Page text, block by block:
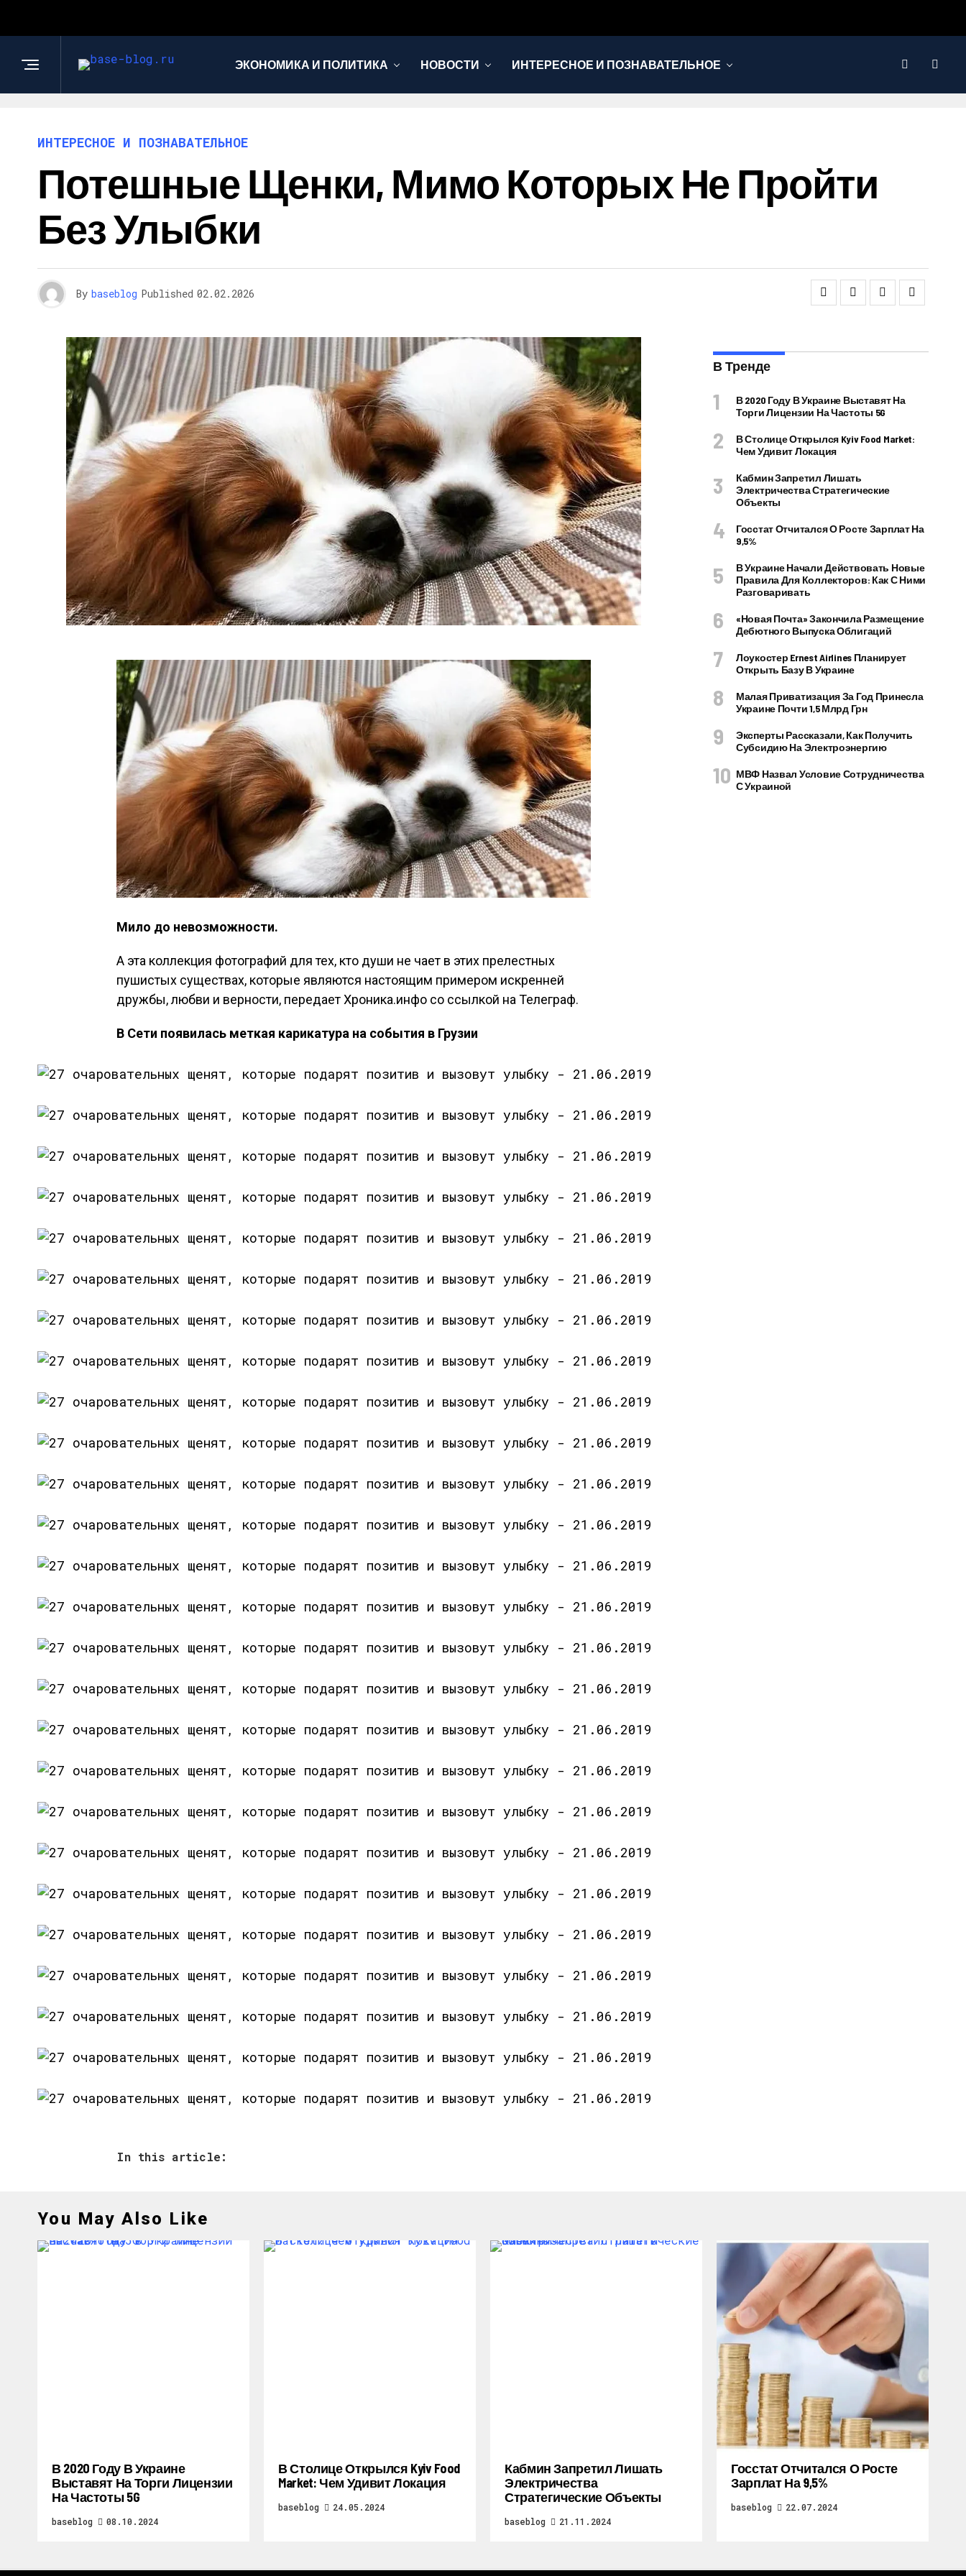
ЭКОНОМИКА И ПОЛИТИКА НОВОСТИ ИНТЕРЕСНОЕ И ПОЗНАВАТЕЛЬНОЕ
ИНТЕРЕСНОЕ И ПОЗНАВАТЕЛЬНОЕ
Потешные Щенки, Мимо Которых Не Пройти
Без Улыбки
By baseblog Published 02.02.2026
Мило до невозможности.
А эта коллекция фотографий для тех, кто души не чает в этих прелестных
пушистых существах, которые являются настоящим примером искренней
дружбы, любви и верности, передает Хроника.инфо со ссылкой на Телеграф.
В Сети появилась меткая карикатура на события в Грузии
In this article:
В Тренде
В 2020 Году В Украине Выставят На
Торги Лицензии На Частоты 5G
В Столице Открылся Kyiv Food Market:
Чем Удивит Локация
Кабмин Запретил Лишать
Электричества Стратегические
Объекты
Госстат Отчитался О Росте Зарплат На
9,5%
В Украине Начали Действовать Новые
Правила Для Коллекторов: Как С Ними
Разговаривать
«Новая Почта» Закончила Размещение
Дебютного Выпуска Облигаций
Лоукостер Ernest Airlines Планирует
Открыть Базу В Украине
Малая Приватизация За Год Принесла
Украине Почти 1,5 Млрд Грн
Эксперты Рассказали, Как Получить
Субсидию На Электроэнергию
МВФ Назвал Условие Сотрудничества
С Украиной
You May Also Like
В 2020 Году В Украине
Выставят На Торги Лицензии
На Частоты 5G
baseblog 08.10.2024
В Столице Открылся Kyiv Food
Market: Чем Удивит Локация
baseblog 24.05.2024
Кабмин Запретил Лишать
Электричества
Стратегические Объекты
baseblog 21.11.2024
Госстат Отчитался О Росте
Зарплат На 9,5%
baseblog 22.07.2024